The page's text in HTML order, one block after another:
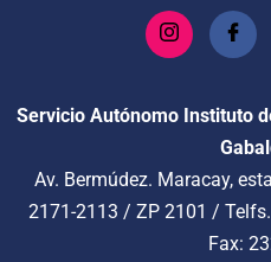
Servicio Autónomo Instituto
Av. Bermúdez. Maracay,
2171-2113 / ZP 2101 /
Fax: